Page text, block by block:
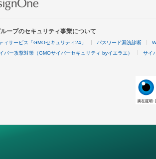
ープのセキュリティ事業について
ィサービス「GMOセキュリティ24」 パスワード漏洩診断
バー攻撃対策（GMOサイバーセキュリティ byイエラエ） サイ